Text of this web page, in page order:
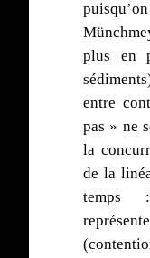
plus en
entre
pas » ne
la
de la
temps